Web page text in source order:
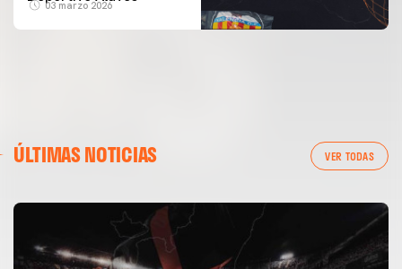
03 marzo 2026
ÚLTIMAS NOTICIAS VER TODAS